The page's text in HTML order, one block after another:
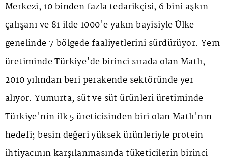
Merkezi, 10 binden fazla tedarikçisi, 6 bini aşkın
çalışanı ve 81 ilde 1000'e yakın bayisiyle Ülke
genelinde 7 bölgede faaliyetlerini sürdürüyor. Yem
üretiminde Türkiye'de birinci sırada olan Matlı,
2010 yılından beri perakende sektöründe yer
alıyor. Yumurta, süt ve süt ürünleri üretiminde
Türkiye'nin ilk 5 üreticisinden biri olan Matlı'nın
hedefi; besin değeri yüksek ürünleriyle protein
ihtiyacının karşılanmasında tüketicilerin birinci